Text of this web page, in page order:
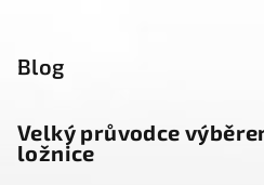
Blog
Velký průvodce
ložnice